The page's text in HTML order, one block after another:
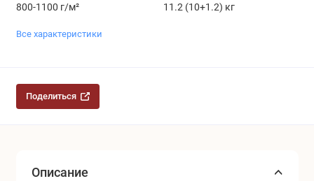
800-1100 г/м² 11.2 (10+1.2) кг
Все характеристики
Поделиться
Описание